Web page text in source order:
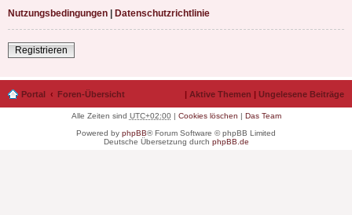
Nutzungsbedingungen | Datenschutzrichtlinie
Registrieren
Portal Foren-Übersicht | Aktive Themen | Ungelesene Beiträge
Alle Zeiten sind UTC+02:00| Cookies löschen | Das Team
Powered by phpBB® Forum Software © phpBB Limited
Deutsche Übersetzung durch phpBB.de